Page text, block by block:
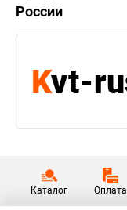
России
Каталог Оплата